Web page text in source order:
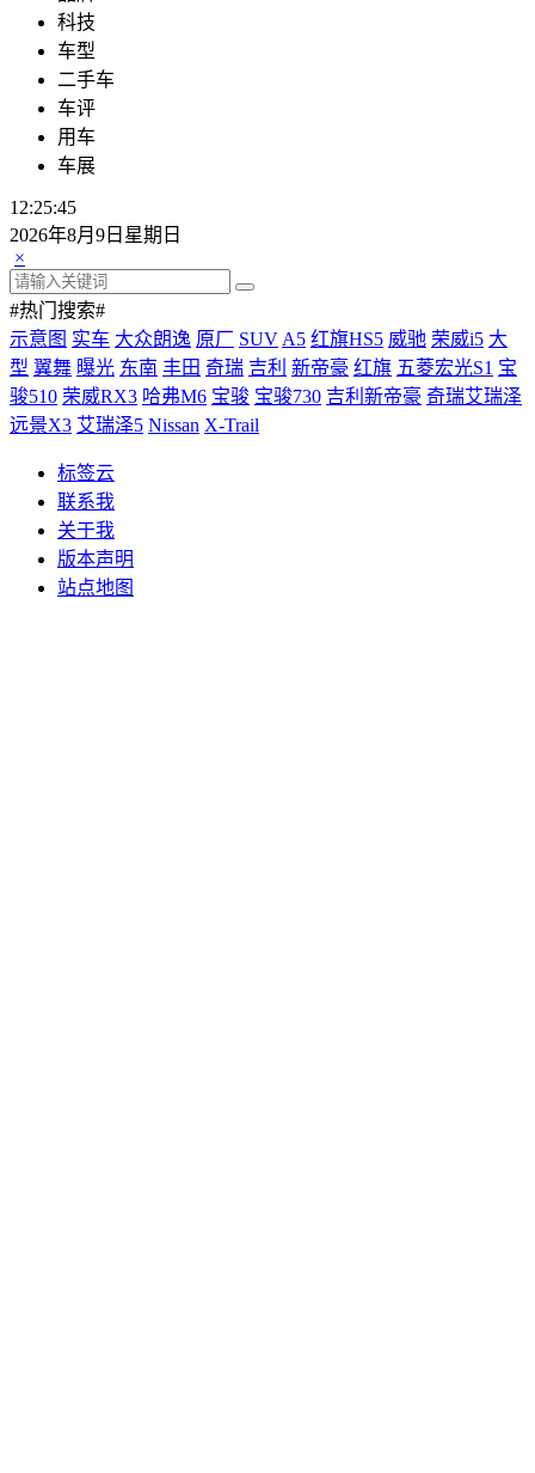
科技
车型
二手车
车评
用车
车展
12:25:47
2026年8月9日星期日
×
#热门搜索#
示意图 实车 大众朗逸 原厂 SUVA5 红旗HS5 威驰 荣威i5 大
型 翼舞 曝光 东南 丰田 奇瑞 吉利 新帝豪 红旗 五菱宏光S1 宝
骏510 荣威RX3 哈弗M6 宝骏 宝骏730 吉利新帝豪 奇瑞艾瑞泽
远景X3 艾瑞泽5 Nissan X-Trail
标签云
联系我
关于我
版本声明
站点地图